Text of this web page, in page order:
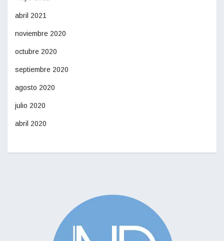
abril 2021
noviembre 2020
octubre 2020
septiembre 2020
agosto 2020
julio 2020
abril 2020